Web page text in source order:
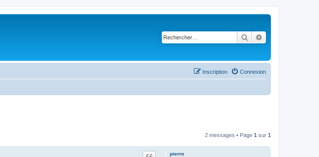
Rechercher
Connexion
Inscription
2 messages • Page 1 sur 1
pierre